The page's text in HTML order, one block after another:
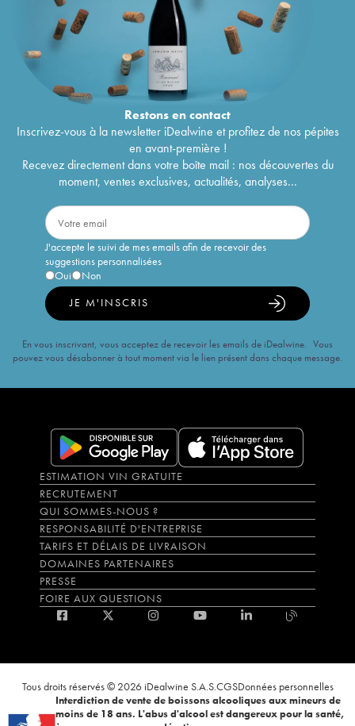
Restons encontact
Inscrivez-vous à la newsletter iDealwine et profitez de nos pépites
en avant-première !
Recevez directement dans votre boîte mail : nos découvertes du
moment, ventes exclusives, actualités, analyses...
J'accepte le suivi de mes emails afin de recevoir des
suggestions personnalisées
Oui
Non
JE M'INSCRIS
En vous inscrivant, vous acceptez de recevoir les emails de iDealwine. Vous
pouvez vous désabonner à tout moment via le lien présent dans chaque message.
ESTIMATION VIN GRATUITE
RECRUTEMENT
QUI SOMMES-NOUS ?
RESPONSABILITÉ D'ENTREPRISE
TARIFS ET DÉLAIS DE LIVRAISON
DOMAINES PARTENAIRES
PRESSE
FOIRE AUX QUESTIONS
Tous droits réservés © 2026 iDealwine S.A.S.CGSDonnées personnelles
Interdiction de vente de boissons alcooliques aux mineurs de
moins de 18 ans. L'abus d'alcool est dangereux pour la santé,